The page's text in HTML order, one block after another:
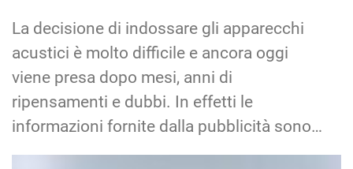
La decisione di indossare gli apparecchi
acustici è molto difficile e ancora oggi
viene presa dopo mesi, anni di
ripensamenti e dubbi. In effetti le
informazioni fornite dalla pubblicità sono…